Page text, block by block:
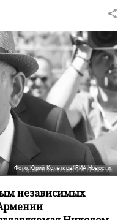
Фото: Юрий Кочетков/РИА Новости
независимых